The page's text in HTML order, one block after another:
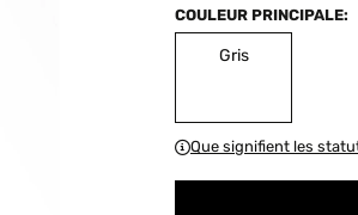
COULEUR PRINCIPALE:
Gris
Que signifient les